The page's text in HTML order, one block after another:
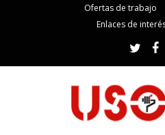
Ofertas de trabajo
Enlaces de